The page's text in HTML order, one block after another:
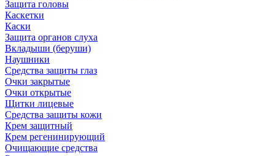
Защита головы
Каскетки
Каски
Защита органов слуха
Вкладыши (беруши)
Наушники
Средства защиты глаз
Очки закрытые
Очки открытые
Щитки лицевые
Средства защиты кожи
Крем защитный
Крем регенинирующий
Очищающие средства